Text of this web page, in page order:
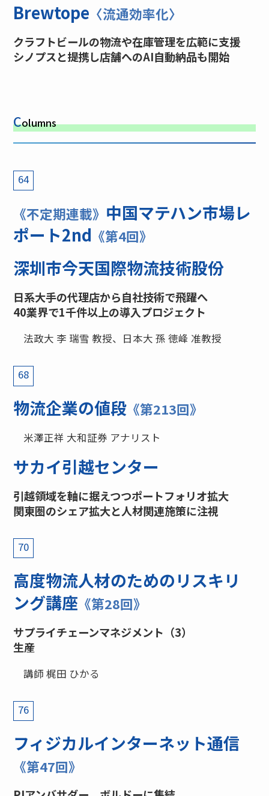
Brewtope 〈流通効率化〉
クラフトビールの物流や在庫管理を広範に支援
シノプスと提携し店舗へのAI自動納品も開始
Columns
64
《不定期連載》 中国マテハン市場レ
ポート2nd 《第4回》
深圳市今天国際物流技術股份
日系大手の代理店から自社技術で飛躍へ
40業界で1千件以上の導入プロジェクト
法政大 李 瑞雪 教授、日本大 孫 徳峰 准教授
68
物流企業の値段 《第213回》
米澤正祥 大和証券 アナリスト
サカイ引越センター
引越領域を軸に据えつつポートフォリオ拡大
関東圏のシェア拡大と人材関連施策に注視
70
高度物流人材のためのリスキリ
ング講座 《第28回》
サプライチェーンマネジメント（3）
生産
講師 梶田 ひかる
76
フィジカルインターネット通信
《第47回》